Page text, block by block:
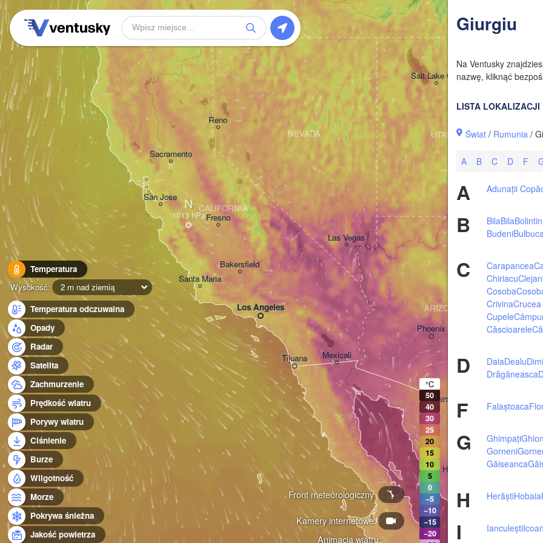
Giurgiu
Na Ventusky
nazwę, kliknąć
LISTA LOKALIZACJI
Świat / Rumunia /
A B C D F
A Adunații
B BilaBila
Budeni
C Carapancea
Chiriacu
Cosoba
Crivina
Cupele
Căscioarele
D DaiaDealu
Drăgăneasca
F Falaștoaca
G Ghimpați
Gorneni
Găiseanca
H HerăștiHobaia
I Ianculești
Temperatura
Wysokość:
2 m nad ziemią
Temperatura odczuwalna
Opady
Radar
Satelita
Zachmurzenie
Prędkość wiatru
Porywy wiatru
Ciśnienie
Burze
Wilgotność
Morze
Pokrywa śnieżna
Jakość powietrza
Animacja wiatru:
Kamery internetowe
Front meteorologiczny
Los Angeles
Tijuana
San Jose
Las Vegas
Mexicali
Fresno
Reno
Santa Maria
Bakersfield
Sacramento
CALIFORNIA
NEVADA
Phoenix
Tucson
Salt Lake City
ARIZONA
UTAH
Hermosillo
Heroica Nogales
N
°C
50
40
30
25
20
15
10
5
0
−5
−10
−15
−20